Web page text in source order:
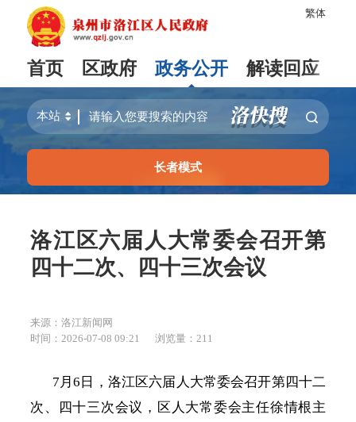
繁体
首页 区政府 政务公开 解读回应
长者模式
洛江区六届人大常委会召开第
四十二次、四十三次会议
来源：洛江新闻网
时间：2026-07-08 09:21
浏览量： 211
7月6日，洛江区六届人大常委会召开第四十二
次、四十三次会议，区人大常委会主任徐情根主